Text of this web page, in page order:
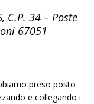
C.P. 34 – Poste
67051
preso posto
e collegando i